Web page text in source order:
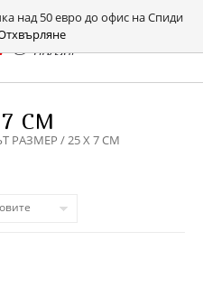
над 50 евро до офис на Спиди
СМ
РАЗМЕР / 25 Х 7 СМ